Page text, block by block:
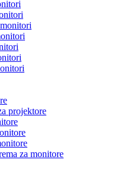
projektore
za monitore